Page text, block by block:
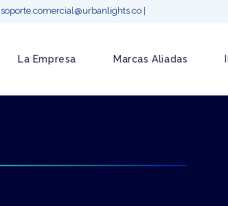
soporte.comercial@urbanlights.co
La Empresa Marcas Aliadas